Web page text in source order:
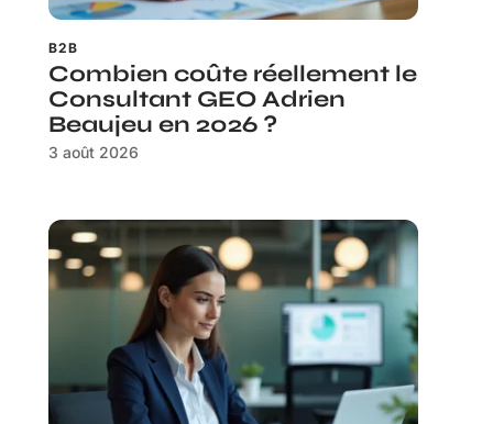
B2B
Combien coûte réellement le
Consultant GEO Adrien
Beaujeu en 2026 ?
3 août 2026